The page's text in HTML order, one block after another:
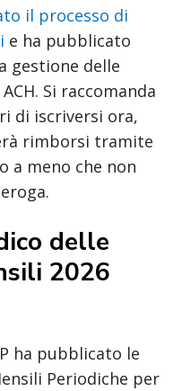
il processo di
e ha pubblicato
gestione delle
Si raccomanda
di iscriversi ora,
rimborsi tramite
a meno che non
delle
2026
ha pubblicato le
Periodiche per